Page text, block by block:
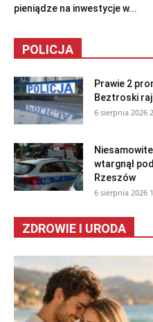
pieniądze na inwestycje w...
POLICJA
Prawie 2
Beztroski
6 sierpnia 2026
wtargnął
Rzeszów
6 sierpnia 2026
ZDROWIE I URODA